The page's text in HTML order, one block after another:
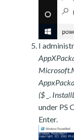
I
($ _.
under PS
Enter.